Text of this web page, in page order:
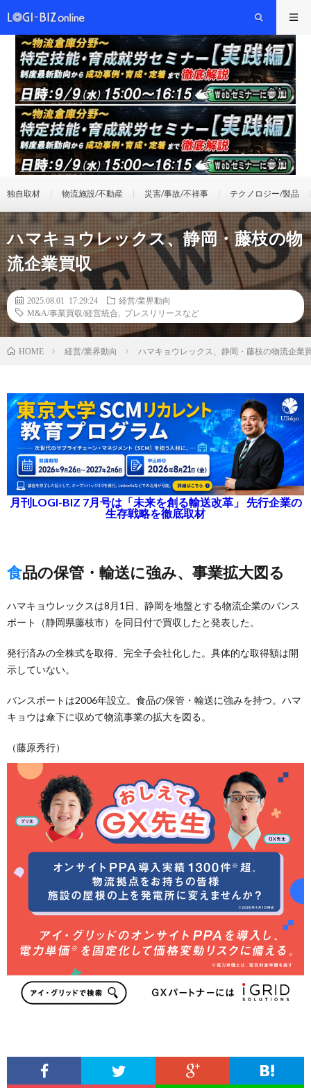
独自取材 物流施設/不動産 災害/事故/不祥事 テクノロジー/製品
ハマキョウレックス、静岡・藤枝の物
流企業買収
2025.08.01 17:29:24
経営/業界動向
M&A/事業買収/経営統合
プレスリリースなど
HOME 経営/業界動向 ハマキョウレックス、静岡・藤枝の物流企業
月刊LOGI-BIZ 7月号は「未来を創る輸送改革」 先行企業の
生存戦略を徹底取材
食品の保管・輸送に強み、事業拡大図る
ハマキョウレックスは8月1日、静岡を地盤とする物流企業のバンス
ポート（静岡県藤枝市）を同日付で買収したと発表した。
発行済みの全株式を取得、完全子会社化した。具体的な取得額は開
示していない。
バンスポートは2006年設立。食品の保管・輸送に強みを持つ。ハマ
キョウは傘下に収めて物流事業の拡大を図る。
（藤原秀行）